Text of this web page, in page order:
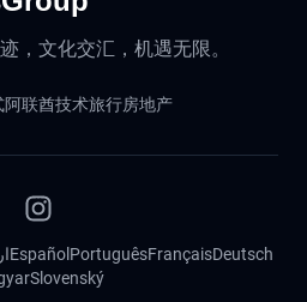
，文化交汇，机遇无限。
阿联酋技术旅行房地产
Español PortuguêsFrançaisDeutsch
Slovenský